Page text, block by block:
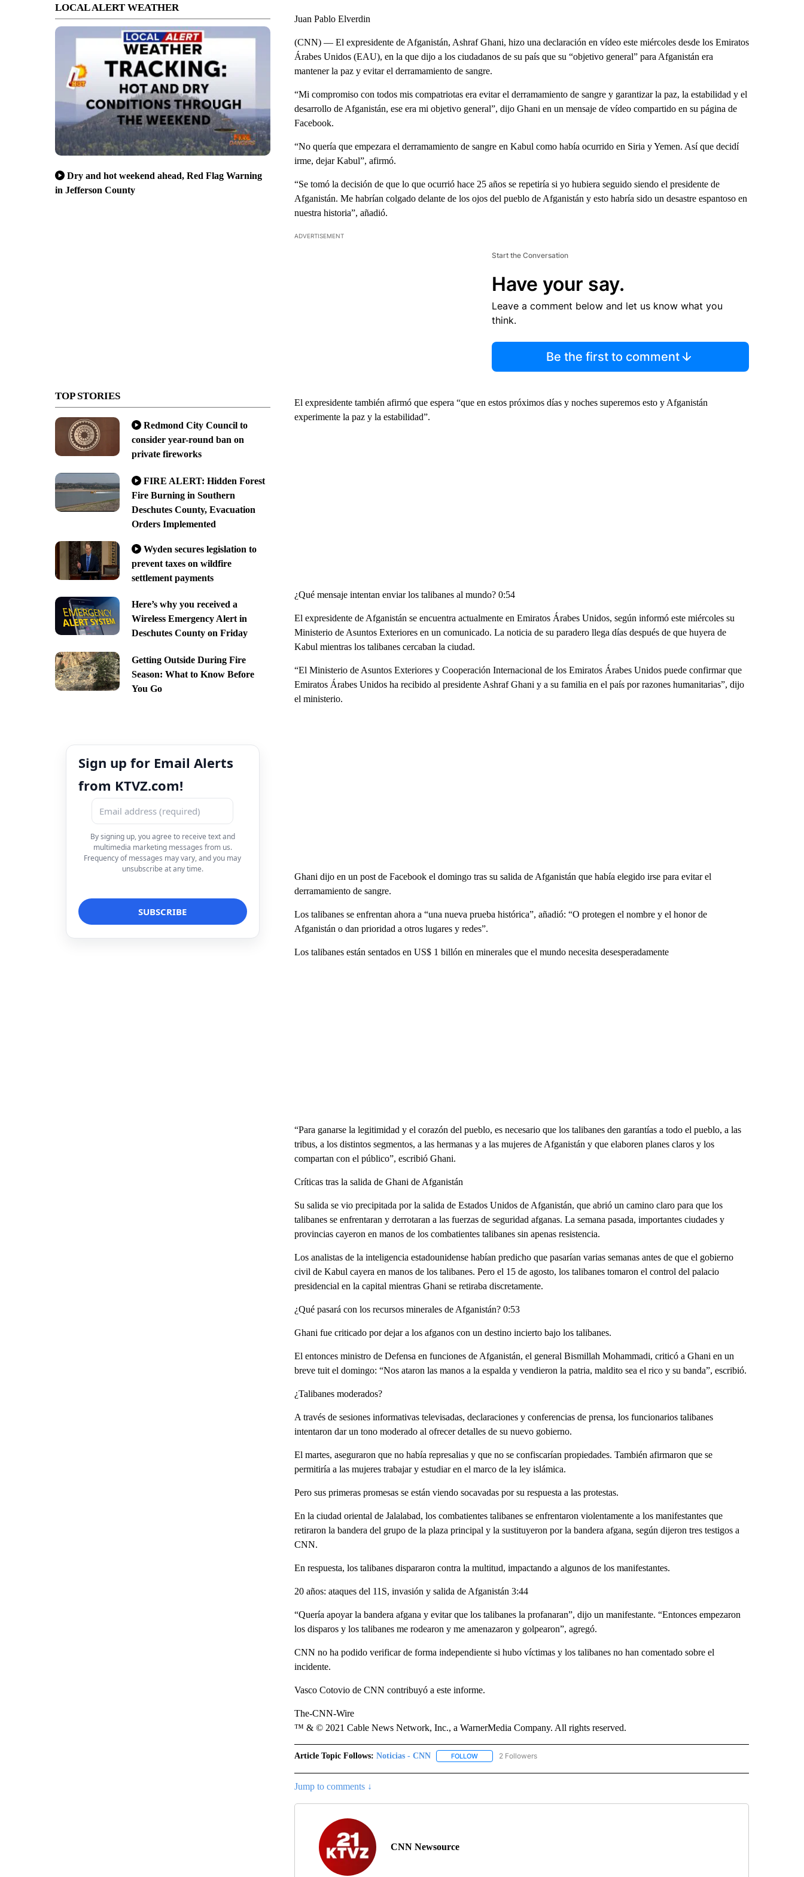
LOCAL ALERT WEATHER
Dry and hot weekend ahead, Red Flag Warning
in Jefferson County
TOP STORIES
Redmond City Council to
consider year-round ban on
private fireworks
FIRE ALERT: Hidden Forest
Fire Burning in Southern
Deschutes County, Evacuation
Orders Implemented
Wyden secures legislation to
prevent taxes on wildfire
settlement payments
Here’s why you received a
Wireless Emergency Alert in
Deschutes County on Friday
Getting Outside During Fire
Season: What to Know Before
You Go
Sign up for Email Alerts
from KTVZ.com!
By signing up, you agree to receive text and
multimedia marketing messages from us.
Frequency of messages may vary, and you may
unsubscribe at any time.
Juan Pablo Elverdin
(CNN) — El expresidente de Afganistán, Ashraf Ghani, hizo una declaración en vídeo este miércoles desde los Emiratos
Árabes Unidos (EAU), en la que dijo a los ciudadanos de su país que su “objetivo general” para Afganistán era
mantener la paz y evitar el derramamiento de sangre.
“Mi compromiso con todos mis compatriotas era evitar el derramamiento de sangre y garantizar la paz, la estabilidad y el
desarrollo de Afganistán, ese era mi objetivo general”, dijo Ghani en un mensaje de vídeo compartido en su página de
Facebook.
“No quería que empezara el derramamiento de sangre en Kabul como había ocurrido en Siria y Yemen. Así que decidí
irme, dejar Kabul”, afirmó.
“Se tomó la decisión de que lo que ocurrió hace 25 años se repetiría si yo hubiera seguido siendo el presidente de
Afganistán. Me habrían colgado delante de los ojos del pueblo de Afganistán y esto habría sido un desastre espantoso en
nuestra historia”, añadió.
ADVERTISEMENT
Start the Conversation
Have your say.
Leave a comment below and let us know what you
think.
Be the first to comment
El expresidente también afirmó que espera “que en estos próximos días y noches superemos esto y Afganistán
experimente la paz y la estabilidad”.
¿Qué mensaje intentan enviar los talibanes al mundo? 0:54
El expresidente de Afganistán se encuentra actualmente en Emiratos Árabes Unidos, según informó este miércoles su
Ministerio de Asuntos Exteriores en un comunicado. La noticia de su paradero llega días después de que huyera de
Kabul mientras los talibanes cercaban la ciudad.
“El Ministerio de Asuntos Exteriores y Cooperación Internacional de los Emiratos Árabes Unidos puede confirmar que
Emiratos Árabes Unidos ha recibido al presidente Ashraf Ghani y a su familia en el país por razones humanitarias”, dijo
el ministerio.
Ghani dijo en un post de Facebook el domingo tras su salida de Afganistán que había elegido irse para evitar el
derramamiento de sangre.
Los talibanes se enfrentan ahora a “una nueva prueba histórica”, añadió: “O protegen el nombre y el honor de
Afganistán o dan prioridad a otros lugares y redes”.
Los talibanes están sentados en US$ 1 billón en minerales que el mundo necesita desesperadamente
“Para ganarse la legitimidad y el corazón del pueblo, es necesario que los talibanes den garantías a todo el pueblo, a las
tribus, a los distintos segmentos, a las hermanas y a las mujeres de Afganistán y que elaboren planes claros y los
compartan con el público”, escribió Ghani.
Críticas tras la salida de Ghani de Afganistán
Su salida se vio precipitada por la salida de Estados Unidos de Afganistán, que abrió un camino claro para que los
talibanes se enfrentaran y derrotaran a las fuerzas de seguridad afganas. La semana pasada, importantes ciudades y
provincias cayeron en manos de los combatientes talibanes sin apenas resistencia.
Los analistas de la inteligencia estadounidense habían predicho que pasarían varias semanas antes de que el gobierno
civil de Kabul cayera en manos de los talibanes. Pero el 15 de agosto, los talibanes tomaron el control del palacio
presidencial en la capital mientras Ghani se retiraba discretamente.
¿Qué pasará con los recursos minerales de Afganistán? 0:53
Ghani fue criticado por dejar a los afganos con un destino incierto bajo los talibanes.
El entonces ministro de Defensa en funciones de Afganistán, el general Bismillah Mohammadi, criticó a Ghani en un
breve tuit el domingo: “Nos ataron las manos a la espalda y vendieron la patria, maldito sea el rico y su banda”, escribió.
¿Talibanes moderados?
A través de sesiones informativas televisadas, declaraciones y conferencias de prensa, los funcionarios talibanes
intentaron dar un tono moderado al ofrecer detalles de su nuevo gobierno.
El martes, aseguraron que no había represalias y que no se confiscarían propiedades. También afirmaron que se
permitiría a las mujeres trabajar y estudiar en el marco de la ley islámica.
Pero sus primeras promesas se están viendo socavadas por su respuesta a las protestas.
En la ciudad oriental de Jalalabad, los combatientes talibanes se enfrentaron violentamente a los manifestantes que
retiraron la bandera del grupo de la plaza principal y la sustituyeron por la bandera afgana, según dijeron tres testigos a
CNN.
En respuesta, los talibanes dispararon contra la multitud, impactando a algunos de los manifestantes.
20 años: ataques del 11S, invasión y salida de Afganistán 3:44
“Quería apoyar la bandera afgana y evitar que los talibanes la profanaran”, dijo un manifestante. “Entonces empezaron
los disparos y los talibanes me rodearon y me amenazaron y golpearon”, agregó.
CNN no ha podido verificar de forma independiente si hubo víctimas y los talibanes no han comentado sobre el
incidente.
Vasco Cotovio de CNN contribuyó a este informe.
The-CNN-Wire
™ & © 2021 Cable News Network, Inc., a WarnerMedia Company. All rights reserved.
Article Topic Follows: Noticias - CNN FOLLOWFOLLOW "NOTICIAS - CNN" TO RECEIVE NOTIFICATIONS ABOUT NEW PAGES ON "NOTICIAS - CNN".
2 Followers
Jump to comments ↓
CNN Newsource